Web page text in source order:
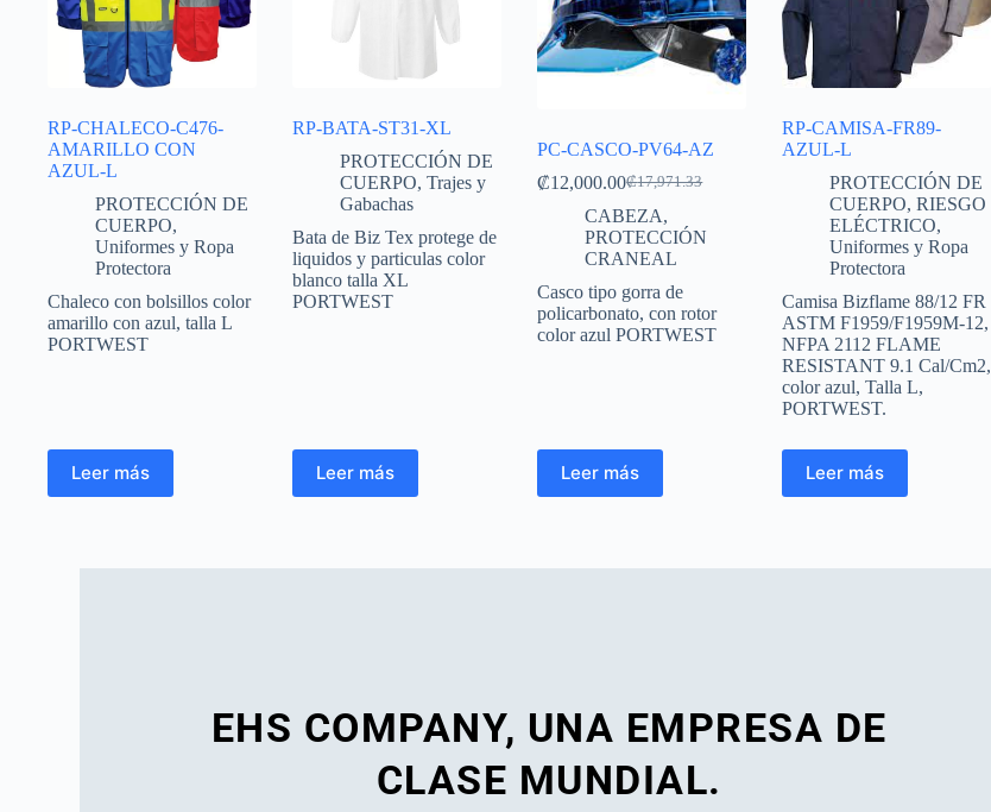
RP-CHALECO-C476-
AMARILLO CON
AZUL-L
PROTECCIÓN DE
CUERPO,
Uniformes y Ropa
Protectora
Chaleco con bolsillos color
amarillo con azul, talla L
PORTWEST
Leer más
RP-BATA-ST31-XL
PROTECCIÓN DE
CUERPO,Trajes y
Gabachas
Bata de Biz Tex protege de
liquidos y particulas color
blanco talla XL
PORTWEST
Leer más
PC-CASCO-PV64-AZ
₡17,971.33
₡12,000.00
CABEZA,
PROTECCIÓN
CRANEAL
Casco tipo gorra de
policarbonato, con rotor
color azul PORTWEST
Leer más
RP-CAMISA-FR89-
AZUL-L
PROTECCIÓN DE
CUERPO,RIESGO
ELÉCTRICO,
Uniformes y Ropa
Protectora
Camisa Bizflame 88/12 FR
ASTM F1959/F1959M-12,
NFPA 2112 FLAME
RESISTANT 9.1 Cal/Cm2,
color azul, Talla L,
PORTWEST.
Leer más
EHS COMPANY, UNA EMPRESA DE
CLASE MUNDIAL.